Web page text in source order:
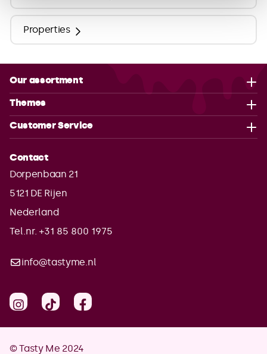
Properties
Our assortment
Themes
Customer Service
Contact
Dorpenbaan 21
5121 DE Rijen
Nederland
Tel.nr. +31 85 800 1975
info@tastyme.nl
© Tasty Me 2024